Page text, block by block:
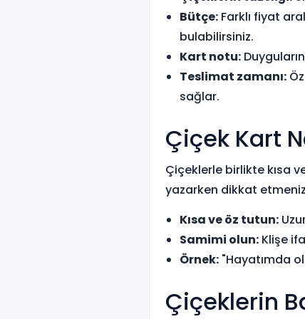
Bütçe: Farklı fiyat
bulabilirsiniz.
Kart notu:
Teslimat zamanı:
sağlar.
Çiçek Kart
Çiçeklerle birlikte kısa
yazarken dikkat
Kısa ve öz tutun:
Samimi olun: Klişe
Örnek: "Hayatımda
Çiçeklerin